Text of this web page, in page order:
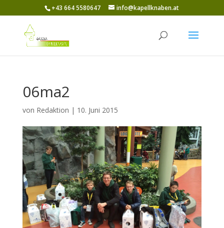
+43 664 5580647 info@kapellknaben.at
06ma2
von Redaktion | 10. Juni 2015